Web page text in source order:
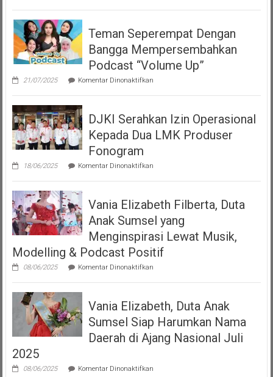
Teman Seperempat Dengan
Bangga Mempersembahkan
Podcast “Volume Up”
21/07/2025 Komentar Dinonaktifkanpada
Seperempat
Bangga
Mempersembahkan
Podcast
DJKI Serahkan Izin Operasional
Kepada Dua LMK Produser
Fonogram
18/06/2025 Komentar Dinonaktifkanpada
Serahkan
Operasional
Dua
LMK
Produser
Fonogram
Vania Elizabeth Filberta, Duta
Anak Sumsel yang
Menginspirasi Lewat Musik,
Modelling & Podcast Positif
08/06/2025 Komentar Dinonaktifkanpada
Elizabeth
Duta
Sumsel
Menginspirasi
Modelling
Vania Elizabeth, Duta Anak
Sumsel Siap Harumkan Nama
Daerah di Ajang Nasional Juli
2025
08/06/2025 Komentar Dinonaktifkanpada